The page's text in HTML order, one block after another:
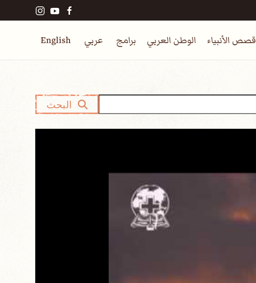
قصص الأنبياء الوطن العربي برامج عربي English
البحث